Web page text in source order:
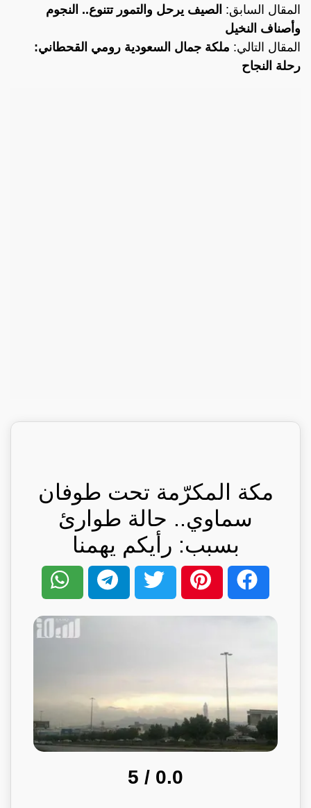
المقال السابق: الصيف يرحل والتمور تتنوع.. النجوم
وأصناف النخيل
المقال التالي: ملكة جمال السعودية رومي القحطاني:
رحلة النجاح
مكة المكرّمة تحت طوفان
سماوي.. حالة طوارئ
بسبب: رأيكم يهمنا
0.0
/ 5